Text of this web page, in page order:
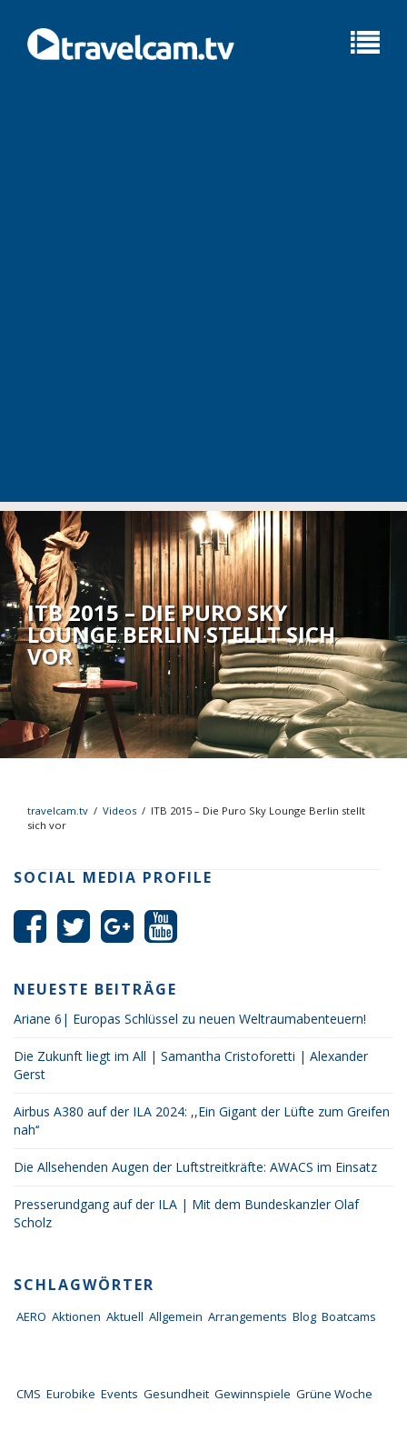
ITB 2015 – DIE PURO SKY
LOUNGE BERLIN STELLT SICH
VOR
travelcam.tv / Videos / ITB 2015 – Die Puro Sky Lounge Berlin stellt
sich vor
SOCIAL MEDIA PROFILE
NEUESTE BEITRÄGE
Ariane 6| Europas Schlüssel zu neuen Weltraumabenteuern!
Die Zukunft liegt im All | Samantha Cristoforetti | Alexander
Gerst
Airbus A380 auf der ILA 2024: ,,Ein Gigant der Lüfte zum Greifen
nah‘‘
Die Allsehenden Augen der Luftstreitkräfte: AWACS im Einsatz
Presserundgang auf der ILA | Mit dem Bundeskanzler Olaf
Scholz
SCHLAGWÖRTER
AERO Aktionen Aktuell Allgemein Arrangements Blog Boatcams
CMS Eurobike Events Gesundheit Gewinnspiele Grüne Woche